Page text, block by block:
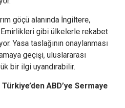
göçü alanında İngiltere,
gibi ülkelerle rekabet
Yasa taslağının onaylanması
geçişi, uluslararası
bir ilgi uyandırabilir.
ABD’ye Sermaye